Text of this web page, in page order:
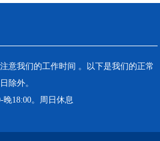
意我们的工作时间 。以下是我们的正常
除外。
18:00。周日休息